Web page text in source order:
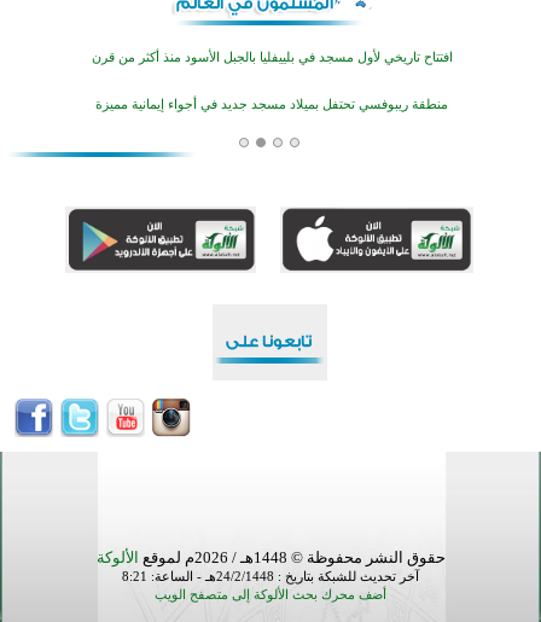
افتتاح تاريخي لأول مسجد في بلييفليا بالجبل الأسود منذ أكثر من قرن
منطقة ريبوفسي تحتفل بميلاد مسجد جديد في أجواء إيمانية مميزة
أكبر مشروع إسلامي في ريف أستراليا يفتتح أبوابه بعد سنوات من العمل والعطاء
اختتام الدورة التاسعة لمسابقة حفظ وتلاوة القرآن الكريم في أزناكاييف
حقوق النشر محفوظة © 1448هـ / 2026م لموقع الألوكة
آخر تحديث للشبكة بتاريخ : 24/2/1448هـ - الساعة: 8:21
أضف محرك بحث الألوكة إلى متصفح الويب